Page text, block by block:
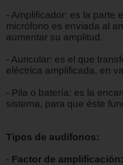
- Amplificador: es la parte
micrófono es enviada al
aumentar su amplitud.
- Auricular: es el que
eléctrica amplificada, en
- Pila o batería: es la
sistema, para que éste
Tipos de audífonos:
- Factor de amplificación: